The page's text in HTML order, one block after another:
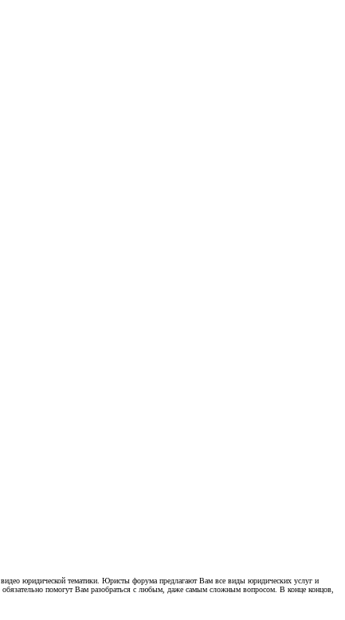
юридической тематики. Юристы форума предлагают Вам все виды юридических услуг и
помогут Вам разобраться с любым, даже самым сложным вопросом. В конце концов,